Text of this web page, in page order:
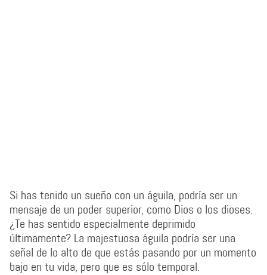
Si has tenido un sueño con un águila, podría ser un
mensaje de un poder superior, como Dios o los dioses.
¿Te has sentido especialmente deprimido
últimamente? La majestuosa águila podría ser una
señal de lo alto de que estás pasando por un momento
bajo en tu vida, pero que es sólo temporal.